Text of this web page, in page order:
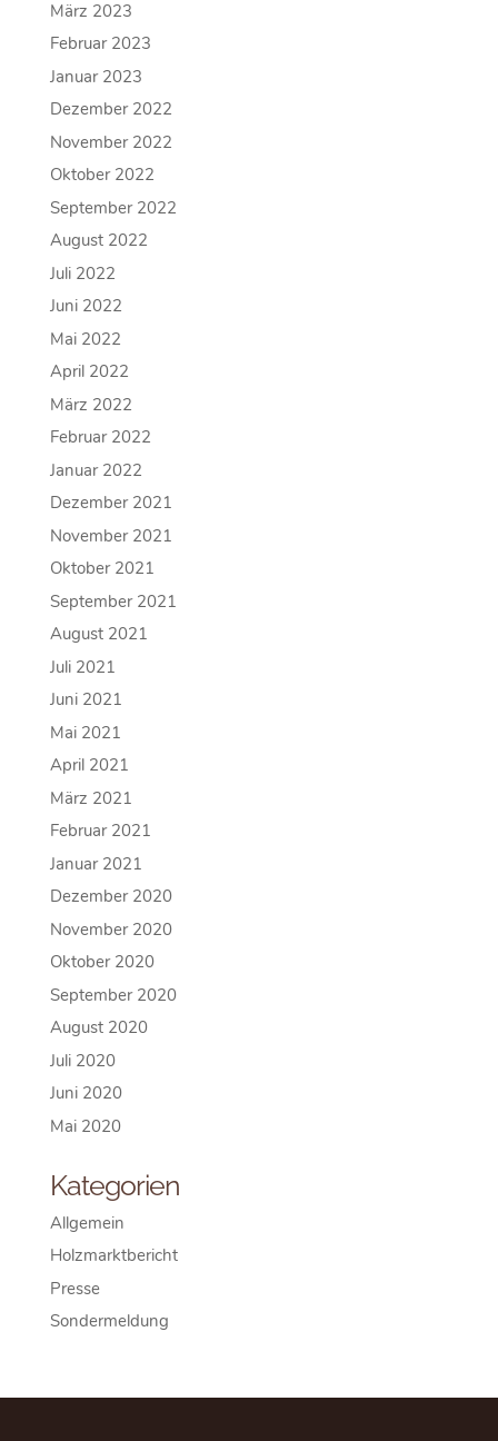
März 2023
Februar 2023
Januar 2023
Dezember 2022
November 2022
Oktober 2022
September 2022
August 2022
Juli 2022
Juni 2022
Mai 2022
April 2022
März 2022
Februar 2022
Januar 2022
Dezember 2021
November 2021
Oktober 2021
September 2021
August 2021
Juli 2021
Juni 2021
Mai 2021
April 2021
März 2021
Februar 2021
Januar 2021
Dezember 2020
November 2020
Oktober 2020
September 2020
August 2020
Juli 2020
Juni 2020
Mai 2020
Kategorien
Allgemein
Holzmarktbericht
Presse
Sondermeldung